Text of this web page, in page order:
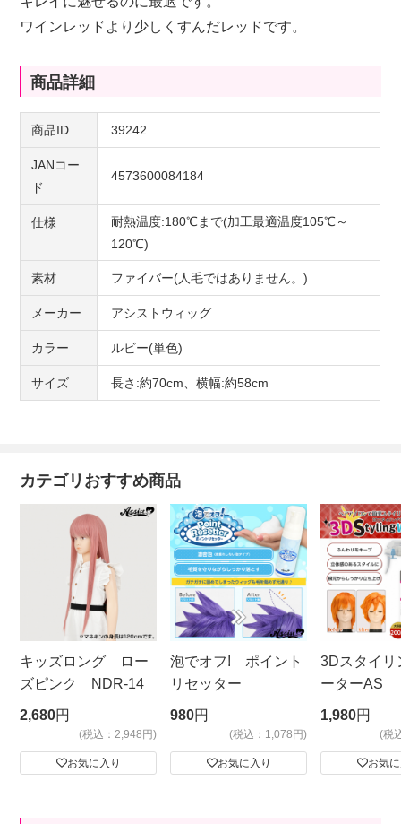
ワインレッドより少しくすんだレッドです。
商品詳細
商品ID 39242
JANコー
ド
4573600084184
仕様
耐熱温度:180℃まで(加工最適温度105℃～
120℃)
素材 ファイバー(人毛ではありません。)
メーカー アシストウィッグ
カラー ルビー(単色)
サイズ 長さ:約70cm、横幅:約58cm
カテゴリおすすめ商品
キッズロング ロー
ズピンク NDR-14
2,680円
(税込：2,948円)
お気に入り
泡でオフ! ポイント
リセッター
980円
(税込：1,078円)
お気に入り
3Dスタイリ
ーターAS
ビッグサイ
1,980円
(税
お気